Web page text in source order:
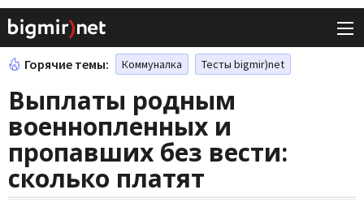
Горячие темы: Коммуналка Тесты bigmir)net
Выплаты родным
военнопленных и
пропавших без вести:
сколько платят